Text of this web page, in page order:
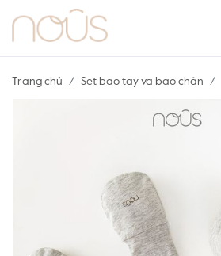
Trang chủ Set bao tay và bao chân